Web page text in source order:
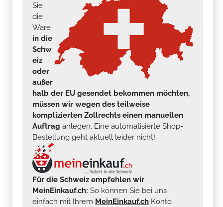
Sie
die
Ware
in die
Schw
eiz
oder
außer
halb der EU gesendet bekommen möchten,
müssen wir wegen des teilweise
komplizierten Zollrechts einen manuellen
Auftrag anlegen. Eine automatisierte Shop-
Bestellung geht aktuell leider nicht!
Für die Schweiz empfehlen wir
MeinEinkauf.ch: So können Sie bei uns
einfach mit Ihrem MeinEinkauf.ch Konto